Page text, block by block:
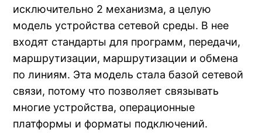
исключительно 2 механизма, а целую
модель устройства сетевой среды. В нее
входят стандарты для программ, передачи,
маршрутизации, маршрутизации и обмена
по линиям. Эта модель стала базой сетевой
связи, потому что позволяет связывать
многие устройства, операционные
платформы и форматы подключений.